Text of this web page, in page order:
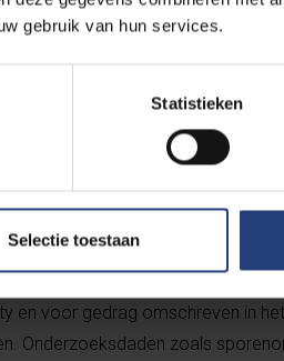
gebruik van hun services.
Statistieken
Selectie toestaan
de strafrechtelijke procedure bij
en voor gedrag omschreven in
Onderzoeksdaden zoals